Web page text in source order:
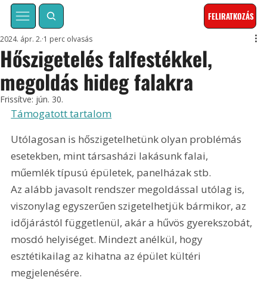
FELIRATKOZÁS
Hőszigetelés falfestékkel,
megoldás hideg falakra
2024. ápr. 2. 1 perc olvasás
Frissítve: jún. 30.
Támogatott tartalom
Utólagosan is hőszigetelhetünk olyan problémás
esetekben, mint társasházi lakásunk falai,
műemlék típusú épületek, panelházak stb.
Az alább javasolt rendszer megoldással utólag is,
viszonylag egyszerűen szigetelhetjük bármikor, az
időjárástól függetlenül, akár a hűvös gyerekszobát,
mosdó helyiséget. Mindezt anélkül, hogy
esztétikailag az kihatna az épület kültéri
megjelenésére.